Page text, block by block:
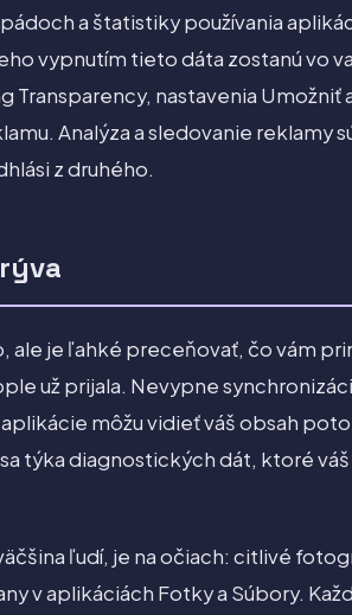
a štatistiky používania
vypnutím tieto dáta zostanú vo
Transparency, nastavenia
Analýza a sledovanie reklamy
z druhého.
ale je ľahké preceňovať, čo vám
už prijala. Nevypne
môžu vidieť váš obsah
týka diagnostických dát, ktoré
ľudí, je na očiach: citlivé
v aplikáciách Fotky a Súbory.